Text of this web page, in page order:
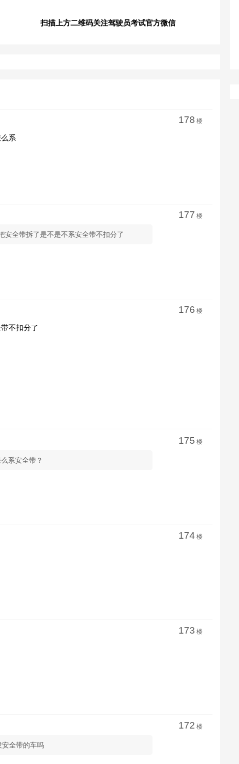
扫描上方二维码关注驾驶员考试官方微信
178 楼
系
177 楼
安全带拆了是不是不系安全带不扣分了
176 楼
不扣分了
175 楼
系安全带？
174 楼
173 楼
172 楼
安全带的车吗